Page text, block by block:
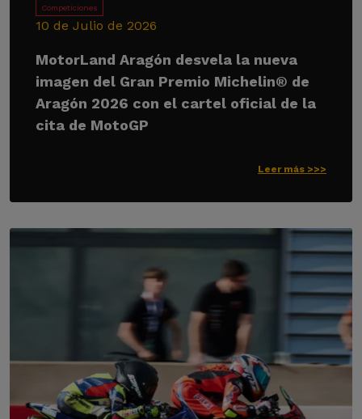
Competiciones
10 de Julio de 2026
MotorLand Aragón desvela la nueva
imagen del Gran Premio Michelin® de
Aragón 2026 con el cartel oficial de la
cita de MotoGP
Leer más >>>